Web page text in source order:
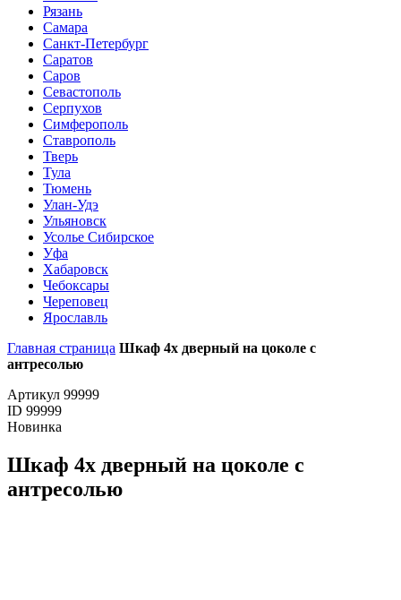
Рязань
Самара
Санкт-Петербург
Саратов
Саров
Севастополь
Серпухов
Симферополь
Ставрополь
Тверь
Тула
Тюмень
Улан-Удэ
Ульяновск
Усолье Сибирское
Уфа
Хабаровск
Чебоксары
Череповец
Ярославль
Главная страница Шкаф 4х дверный на цоколе с
антресолью
Артикул 99999
ID 99999
Новинка
Шкаф 4х дверный на цоколе с
антресолью